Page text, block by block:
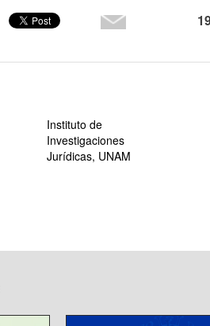
Instituto de
Investigaciones
Jurídicas, UNAM